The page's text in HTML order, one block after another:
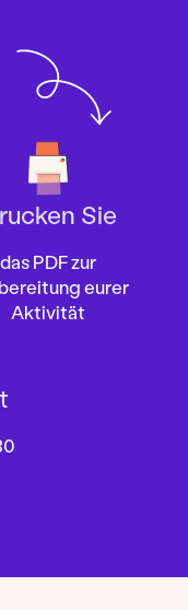
Sie
das PDF zur
eurer
Aktivität